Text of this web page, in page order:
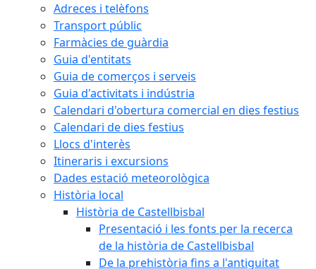
Adreces i telèfons
Transport públic
Farmàcies de guàrdia
Guia d'entitats
Guia de comerços i serveis
Guia d'activitats i indústria
Calendari d'obertura comercial en dies festius
Calendari de dies festius
Llocs d'interès
Itineraris i excursions
Dades estació meteorològica
Història local
Història de Castellbisbal
Presentació i les fonts per la recerca
de la història de Castellbisbal
De la prehistòria fins a l'antiguitat